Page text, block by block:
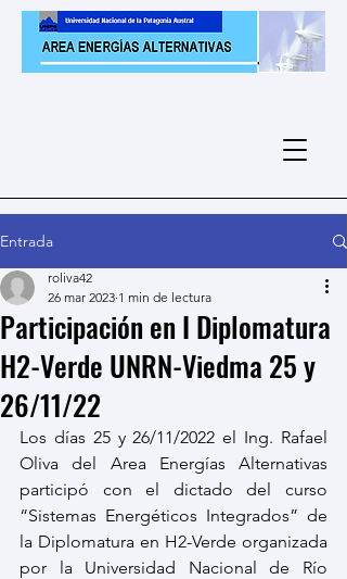
Entrada
Participación en I Diplomatura
H2-Verde UNRN-Viedma 25 y
26/11/22
roliva42
26 mar 2023 1 min de lectura
Los días 25 y 26/11/2022 el Ing. Rafael
Oliva del Area Energías Alternativas
participó con el dictado del curso
“Sistemas Energéticos Integrados” de
la Diplomatura en H2-Verde organizada
por la Universidad Nacional de Río